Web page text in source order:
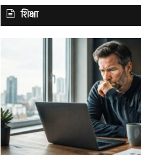
शिक्षा